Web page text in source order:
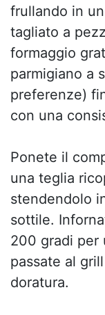
frullando in
tagliato a
formaggio
parmigiano a
preferenze)
con una
Ponete il
una teglia
stendendolo
sottile.
200 gradi per
passate al
doratura.